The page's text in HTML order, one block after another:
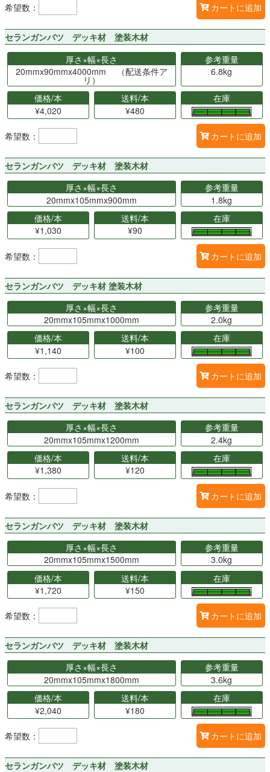
希望数： カートに追加
セランガンバツ デッキ材 塗装木材
厚さ×幅×長さ
20mmx90mmx4000mm （配送条件ア
リ）
参考重量
6.8kg
価格/本
¥4,020
送料/本
¥480
在庫
希望数： カートに追加
セランガンバツ デッキ材 塗装木材
厚さ×幅×長さ
20mmx105mmx900mm
参考重量
1.8kg
価格/本
¥1,030
送料/本
¥90
在庫
希望数： カートに追加
セランガンバツ デッキ材 塗装木材
厚さ×幅×長さ
20mmx105mmx1000mm
参考重量
2.0kg
価格/本
¥1,140
送料/本
¥100
在庫
希望数： カートに追加
セランガンバツ デッキ材 塗装木材
厚さ×幅×長さ
20mmx105mmx1200mm
参考重量
2.4kg
価格/本
¥1,380
送料/本
¥120
在庫
希望数： カートに追加
セランガンバツ デッキ材 塗装木材
厚さ×幅×長さ
20mmx105mmx1500mm
参考重量
3.0kg
価格/本
¥1,720
送料/本
¥150
在庫
希望数： カートに追加
セランガンバツ デッキ材 塗装木材
厚さ×幅×長さ
20mmx105mmx1800mm
参考重量
3.6kg
価格/本
¥2,040
送料/本
¥180
在庫
希望数： カートに追加
セランガンバツ デッキ材 塗装木材